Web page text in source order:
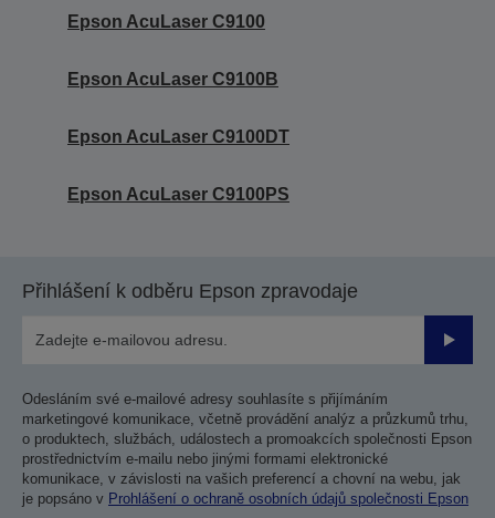
Epson AcuLaser C9100
Epson AcuLaser C9100B
Epson AcuLaser C9100DT
Epson AcuLaser C9100PS
Přihlášení k odběru Epson zpravodaje
Odesláním své e-mailové adresy souhlasíte s přijímáním
marketingové komunikace, včetně provádění analýz a průzkumů trhu,
o produktech, službách, událostech a promoakcích společnosti Epson
prostřednictvím e-mailu nebo jinými formami elektronické
komunikace, v závislosti na vašich preferencí a chovní na webu, jak
je popsáno v Prohlášení o ochraně osobních údajů společnosti Epson